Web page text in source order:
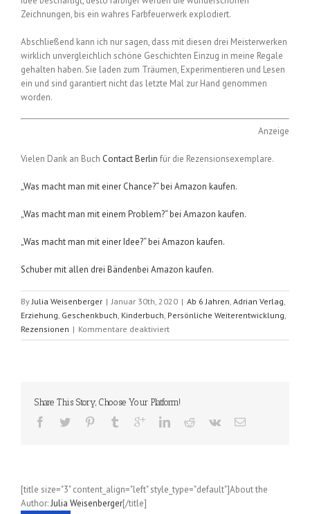
Zeichnungen, bis ein wahres Farbfeuerwerk explodiert.
Abschließend kann ich nur sagen, dass mit diesen drei Meisterwerken
wirklich unvergleichlich schöne Geschichten Einzug in meine Regale
gehalten haben. Sie laden zum Träumen, Experimentieren und Lesen
ein und sind garantiert nicht das letzte Mal zur Hand genommen
worden.
Anzeige
Vielen Dank an Buch Contact Berlin für die Rezensionsexemplare.
„Was macht man mit einer Chance?“ bei Amazon kaufen.
„Was macht man mit einem Problem?“ bei Amazon kaufen.
„Was macht man mit einer Idee?“ bei Amazon kaufen.
Schuber mit allen drei Bändenbei Amazon kaufen.
By Julia Weisenberger | Januar 30th, 2020 | Ab 6 Jahren Adrian Verlag
Erziehung Geschenkbuch Kinderbuch Persönliche Weiterentwicklung
Rezensionen | Kommentare deaktiviertfür
Was
-
Mae
Share This Story, Choose Your Platform!
[title size="3" content_align="left" style_type="default"]About the
Author:Julia Weisenberger[/title]